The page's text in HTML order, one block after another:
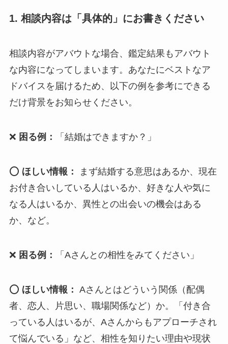
1. 相談内容は「具体的」にお書きください
相談内容がアバウトな場合、鑑定結果もアバウト
な内容になってしまいます。あなたにベストなア
ドバイスを届けるため、以下の例を参考にできる
だけ背景をお知らせください。
❌ 困る例： 「結婚はできますか？」
⭕ ほしい情報：
まず結婚する意思はあるか、現在
お付き合いしている人はいるか、好きな人や気に
なる人はいるか、異性との出会いの機会はある
か、など。
❌ 困る例： 「Aさんとの相性をみてください」
⭕ ほしい情報： Aさんとはどういう関係（配偶
者、恋人、片思い、職場関係など）か。「付き合
っている人はいるが、Aさんからもアプローチされ
て悩んでいる」など、相性を知りたい理由や現状